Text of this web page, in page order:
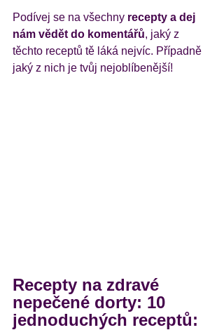
Podívej se na všechny recepty a dej
nám vědět do komentářů, jaký z
těchto receptů tě láká nejvíc. Případně
jaký z nich je tvůj nejoblíbenější!
Recepty na zdravé
nepečené dorty: 10
jednoduchých receptů: